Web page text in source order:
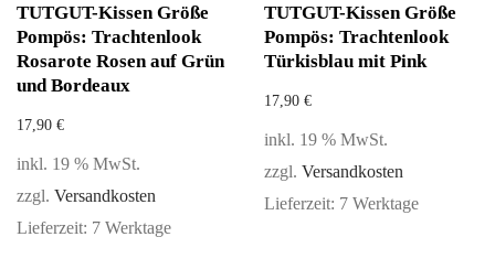
TUTGUT-Kissen Größe
Pompös: Trachtenlook
Rosarote Rosen auf Grün
und Bordeaux
17,90 €
inkl. 19 % MwSt.
zzgl. Versandkosten
Lieferzeit: 7 Werktage
TUTGUT-Kissen Größe
Pompös: Trachtenlook
Türkisblau mit Pink
17,90 €
inkl. 19 % MwSt.
zzgl. Versandkosten
Lieferzeit: 7 Werktage